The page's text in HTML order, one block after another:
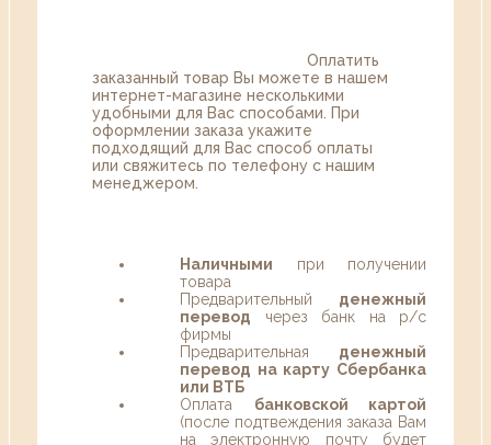
Оплатить
заказанный товар Вы можете в нашем
интернет-магазине несколькими
удобными для Вас способами. При
оформлении заказа укажите
подходящий для Вас способ оплаты
или свяжитесь по телефону с нашим
менеджером.
Наличными при получении
товара
Предварительный денежный
перевод через банк на р/с
фирмы
Предварительная денежный
перевод на карту Сбербанка
или ВТБ
Оплата банковской картой
(после подтвеждения заказа Вам
на электронную почту будет